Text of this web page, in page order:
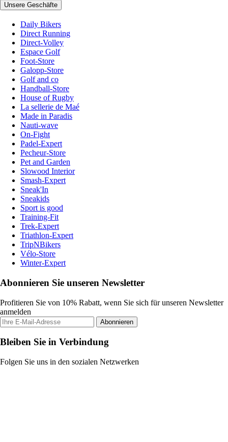
Unsere Geschäfte
Daily Bikers
Direct Running
Direct-Volley
Espace Golf
Foot-Store
Galopp-Store
Golf and co
Handball-Store
House of Rugby
La sellerie de Maé
Made in Paradis
Nauti-wave
On-Fight
Padel-Expert
Pecheur-Store
Pet and Garden
Slowood Interior
Smash-Expert
Sneak'In
Sneakids
Sport is good
Training-Fit
Trek-Expert
Triathlon-Expert
TripNBikers
Vélo-Store
Winter-Expert
Abonnieren Sie unseren Newsletter
Profitieren Sie von 10% Rabatt, wenn Sie sich für unseren Newsletter
anmelden
Abonnieren
Bleiben Sie in Verbindung
Folgen Sie uns in den sozialen Netzwerken